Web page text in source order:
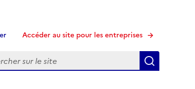
Accéder au site pour les entreprises